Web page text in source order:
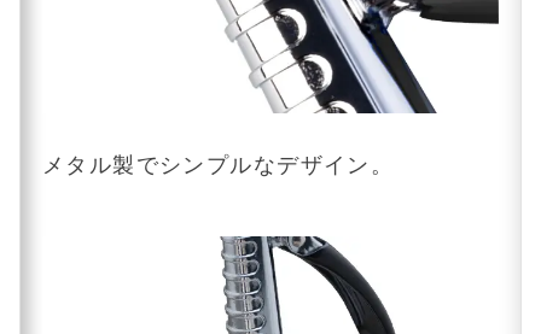
メタル製でシンプルなデザイン。